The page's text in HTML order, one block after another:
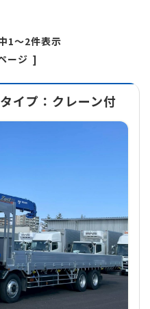
1～2件表示
ージ
イプ：クレーン付